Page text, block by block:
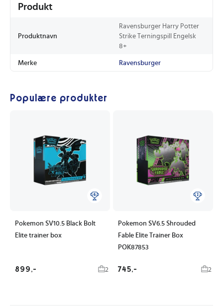
Produkt
Produktnavn
Ravensburger Harry Potter
Strike Terningspill Engelsk
8+
Merke Ravensburger
Populære produkter
Pokemon SV10.5 Black Bolt
Elite trainer box
899,- 2
Pokemon SV6.5 Shrouded
Fable Elite Trainer Box
POK87853
745,- 2